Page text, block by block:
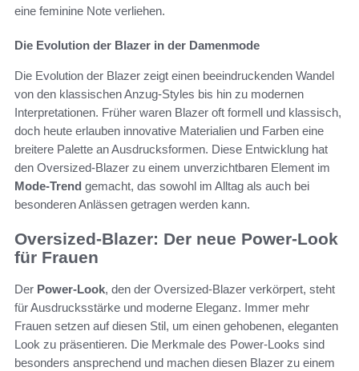
eine feminine Note verliehen.
Die Evolution der Blazer in der Damenmode
Die Evolution der Blazer zeigt einen beeindruckenden Wandel
von den klassischen Anzug-Styles bis hin zu modernen
Interpretationen. Früher waren Blazer oft formell und klassisch,
doch heute erlauben innovative Materialien und Farben eine
breitere Palette an Ausdrucksformen. Diese Entwicklung hat
den Oversized-Blazer zu einem unverzichtbaren Element im
Mode-Trend gemacht, das sowohl im Alltag als auch bei
besonderen Anlässen getragen werden kann.
Oversized-Blazer: Der neue Power-Look
für Frauen
Der Power-Look, den der Oversized-Blazer verkörpert, steht
für Ausdrucksstärke und moderne Eleganz. Immer mehr
Frauen setzen auf diesen Stil, um einen gehobenen, eleganten
Look zu präsentieren. Die Merkmale des Power-Looks sind
besonders ansprechend und machen diesen Blazer zu einem